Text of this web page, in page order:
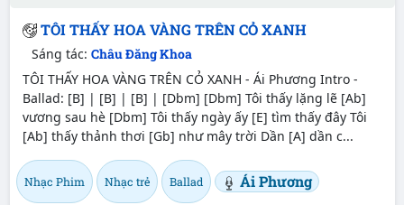
TÔI THẤY HOA VÀNG TRÊN CỎ XANH
Sáng tác: Châu Đăng Khoa
TÔI THẤY HOA VÀNG TRÊN CỎ XANH - Ái Phương Intro -
Ballad: [B] | [B] | [B] | [Dbm] [Dbm] Tôi thấy lặng lẽ [Ab]
vương sau hè [Dbm] Tôi thấy ngày ấy [E] tìm thấy đây Tôi
[Ab] thấy thảnh thơi [Gb] như mây trời Dần [A] dần c...
Nhạc Phim Nhạc trẻ Ballad
Ái Phương